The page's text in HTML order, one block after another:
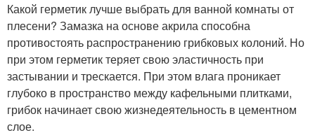
Какой герметик лучше выбрать для ванной комнаты от
плесени? Замазка на основе акрила способна
противостоять распространению грибковых колоний. Но
при этом герметик теряет свою эластичность при
застывании и трескается. При этом влага проникает
глубоко в пространство между кафельными плитками,
грибок начинает свою жизнедеятельность в цементном
слое.